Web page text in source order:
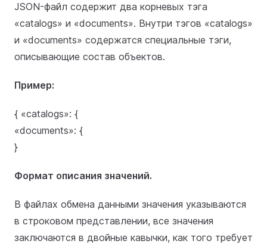
JSON-файл содержит два корневых тэга
«catalogs» и «documents». Внутри тэгов «catalogs»
и «documents» содержатся специальные тэги,
описывающие состав объектов.
Пример:
{ «catalogs»: {
«documents»: {
}
Формат описания значений.
В файлах обмена данными значения указываются
в строковом представлении, все значения
заключаются в двойные кавычки, как того требует